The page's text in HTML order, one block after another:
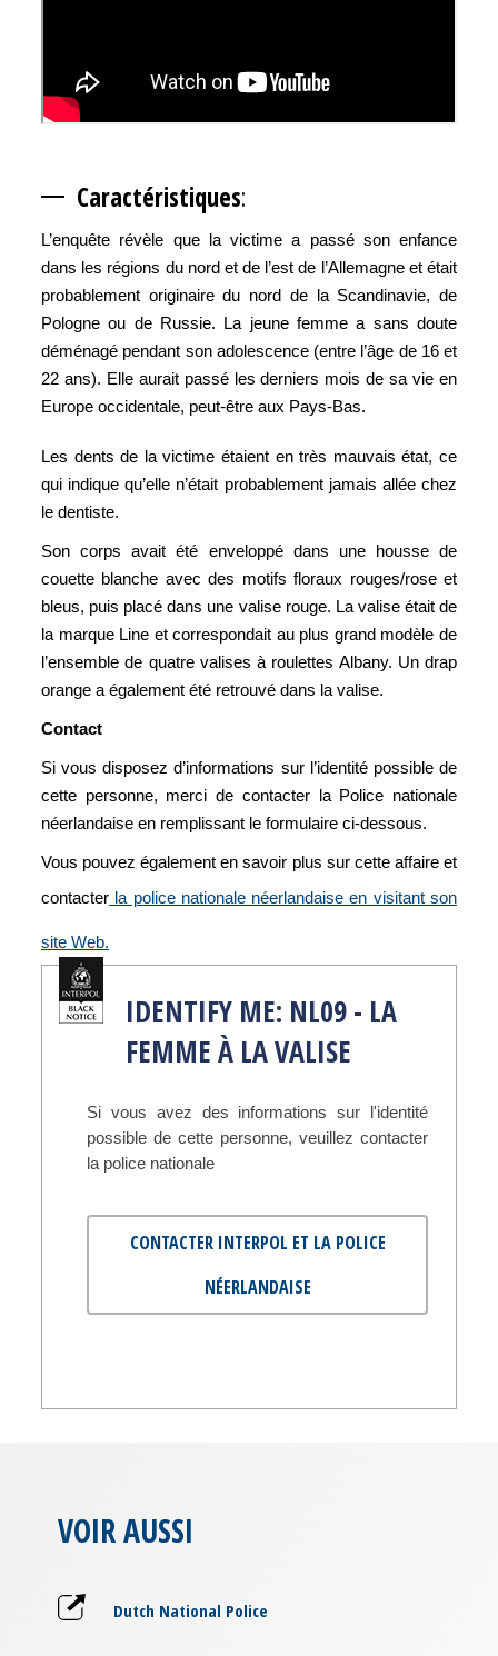
Caractéristiques:
L’enquête révèle que la victime a passé son enfance
dans les régions du nord et de l’est de l’Allemagne et était
probablement originaire du nord de la Scandinavie, de
Pologne ou de Russie. La jeune femme a sans doute
déménagé pendant son adolescence (entre l’âge de 16 et
22 ans). Elle aurait passé les derniers mois de sa vie en
Europe occidentale, peut-être aux Pays-Bas.
Les dents de la victime étaient en très mauvais état, ce
qui indique qu’elle n’était probablement jamais allée chez
le dentiste.
Son corps avait été enveloppé dans une housse de
couette blanche avec des motifs floraux rouges/rose et
bleus, puis placé dans une valise rouge. La valise était de
la marque Line et correspondait au plus grand modèle de
l’ensemble de quatre valises à roulettes Albany. Un drap
orange a également été retrouvé dans la valise.
Contact
Si vous disposez d’informations sur l’identité possible de
cette personne, merci de contacter la Police nationale
néerlandaise en remplissant le formulaire ci-dessous.
Vous pouvez également en savoir plus sur cette affaire et
contacter la police nationale néerlandaise en visitant son
site Web.
IDENTIFY ME: NL09 - LA
FEMME À LA VALISE
Si vous avez des informations sur l'identité
possible de cette personne, veuillez contacter
la police nationale
CONTACTER INTERPOL ET LA POLICE
NÉERLANDAISE
VOIR AUSSI
Dutch National Police